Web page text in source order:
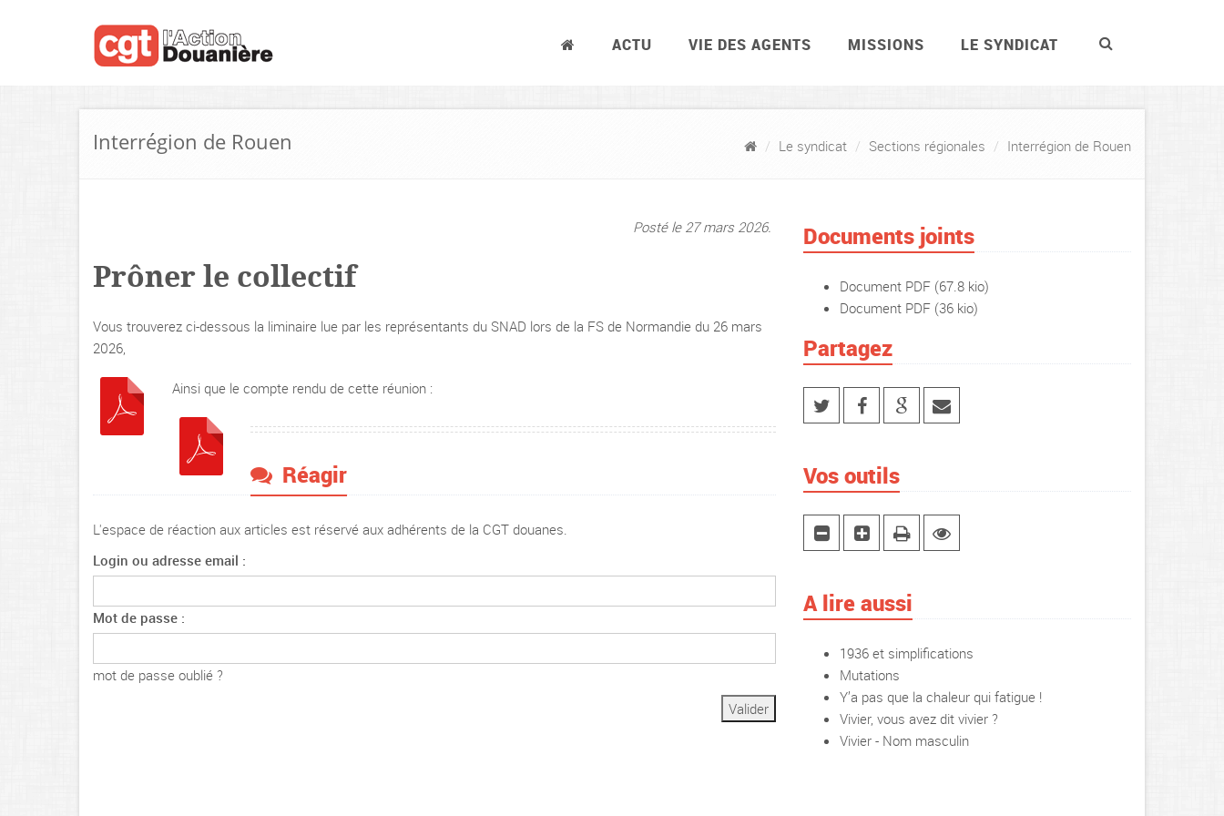
ACTU VIE DES AGENTS MISSIONS LE SYNDICAT
Interrégion de Rouen Le syndicat Sections régionales Interrégion de Rouen
Posté le 27 mars 2026.
Prôner le collectif
Vous trouverez ci-dessous la liminaire lue par les représentants du SNAD lors de la FS de Normandie du 26 mars
2026,
Ainsi que le compte rendu de cette réunion :
Réagir
L'espace de réaction aux articles est réservé aux adhérents de la CGT douanes.
Login ou adresse email :
Mot de passe :
mot de passe oublié ?
Documents joints
Document PDF (67.8 kio)
Document PDF (36 kio)
Partagez
Vos outils
A lire aussi
1936 et simplifications
Mutations
Y’a pas que la chaleur qui fatigue !
Vivier, vous avez dit vivier ?
Vivier - Nom masculin